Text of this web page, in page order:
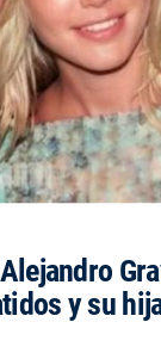
y su